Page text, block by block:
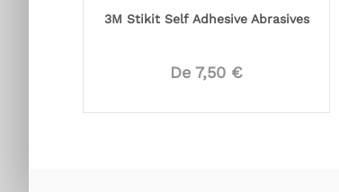
3M Stikit Self Adhesive Abrasives
De 7,50 €